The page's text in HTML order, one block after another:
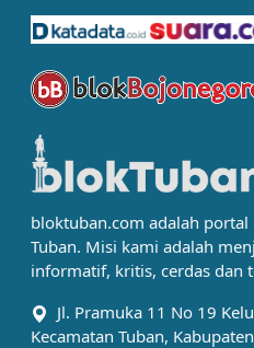
bloktuban.com adalah
Tuban. Misi kami adalah
informatif, kritis, cerdas dan
Jl. Pramuka 11 No 19
Kecamatan Tuban,